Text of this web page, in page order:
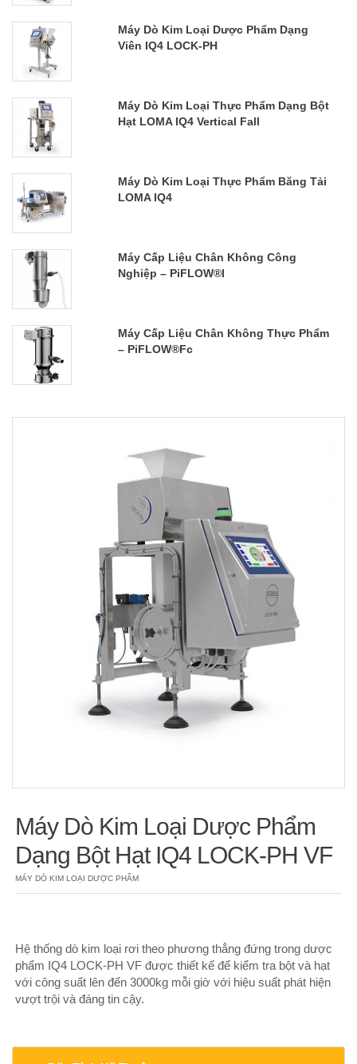
Máy Dò Kim Loại Dược Phẩm Dạng
Viên IQ4 LOCK-PH
Máy Dò Kim Loại Thực Phẩm Dạng Bột
Hạt LOMA IQ4 Vertical Fall
Máy Dò Kim Loại Thực Phẩm Băng Tải
LOMA IQ4
Máy Cấp Liệu Chân Không Công
Nghiệp – PiFLOW®i
Máy Cấp Liệu Chân Không Thực Phẩm
– PiFLOW®fc
Máy Dò Kim Loại Dược Phẩm
Dạng Bột Hạt IQ4 LOCK-PH VF
MÁY DÒ KIM LOẠI DƯỢC PHẨM
Hệ thống dò kim loại rơi theo phương thẳng đứng trong dược
phẩm IQ4 LOCK-PH VF được thiết kế để kiểm tra bột và hạt
với công suất lên đến 3000kg mỗi giờ với hiệu suất phát hiện
vượt trội và đáng tin cậy.